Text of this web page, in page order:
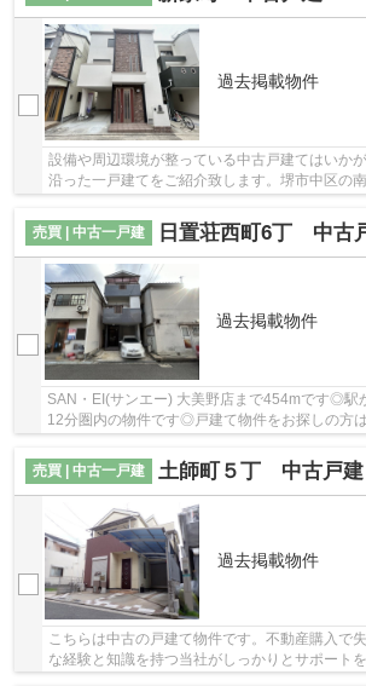
過去掲載物件
設備や周辺環境が整っている中古戸建てはいか
沿った一戸建てをご紹介致します。堺市中区の
売買 | 中古一戸建
日置荘西町6丁 中古
過去掲載物件
SAN・EI(サンエー) 大美野店まで454mです◎駅
12分圏内の物件です◎戸建て物件をお探しの方
中古物件はいかがでしょうか◎こちらの土地は
売買 | 中古一戸建
土師町５丁 中古戸建
過去掲載物件
こちらは中古の戸建て物件です。不動産購入で
な経験と知識を持つ当社がしっかりとサポート